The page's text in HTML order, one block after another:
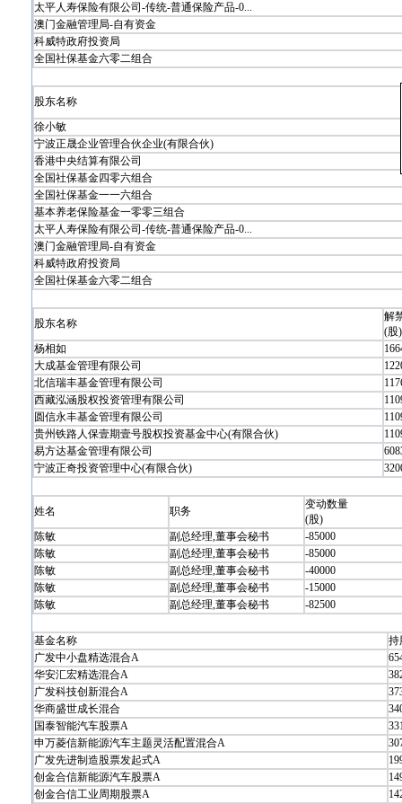
太平人寿保险有限公司-传统-普通保险产品-0...
澳门金融管理局-自有资金
科威特政府投资局
全国社保基金六零二组合
股东名称
徐小敏
宁波正晟企业管理合伙企业(有限合伙)
香港中央结算有限公司
全国社保基金四零六组合
全国社保基金一一六组合
基本养老保险基金一零零三组合
太平人寿保险有限公司-传统-普通保险产品-0...
澳门金融管理局-自有资金
科威特政府投资局
全国社保基金六零二组合
股东名称
解
(股)
杨相如
大成基金管理有限公司
北信瑞丰基金管理有限公司
西藏泓涵股权投资管理有限公司
圆信永丰基金管理有限公司
贵州铁路人保壹期壹号股权投资基金中心(有限合伙)
易方达基金管理有限公司
宁波正奇投资管理中心(有限合伙)
姓名 职务
变动数量
(股)
陈敏
副总经理,董事会秘书
-85000
陈敏
副总经理,董事会秘书
-85000
陈敏
副总经理,董事会秘书
-40000
陈敏
副总经理,董事会秘书
-15000
陈敏
副总经理,董事会秘书 -82500
基金名称
持
广发中小盘精选混合A
华安汇宏精选混合A
广发科技创新混合A
华商盛世成长混合
国泰智能汽车股票A
申万菱信新能源汽车主题灵活配置混合A
广发先进制造股票发起式A
创金合信新能源汽车股票A
创金合信工业周期股票A